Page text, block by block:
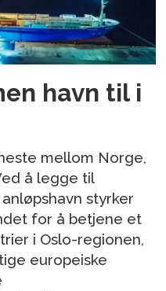
havn til i
mellom Norge,
å legge til
styrker
for å betjene et
i Oslo-regionen,
europeiske